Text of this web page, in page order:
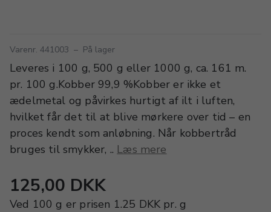
Varenr. 441003 – På lager
Leveres i 100 g, 500 g eller 1000 g, ca. 161 m.
pr. 100 g.Kobber 99,9 %Kobber er ikke et
ædelmetal og påvirkes hurtigt af ilt i luften,
hvilket får det til at blive mørkere over tid – en
proces kendt som anløbning. Når kobbertråd
bruges til smykker, .. Læs mere
125,00 DKK
Ved 100 g er prisen 1.25 DKK pr. g